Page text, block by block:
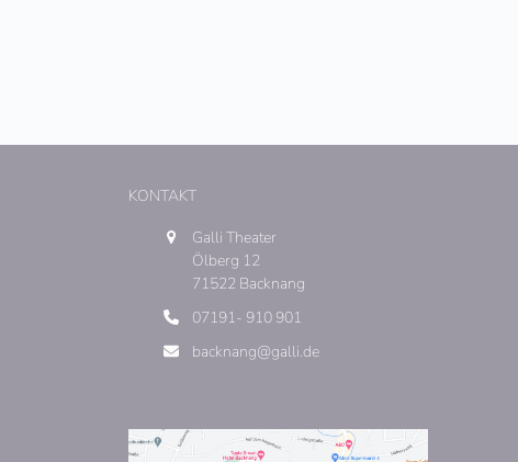
KONTAKT
Galli Theater
Ölberg 12
71522 Backnang
07191- 910 901
backnang@galli.de